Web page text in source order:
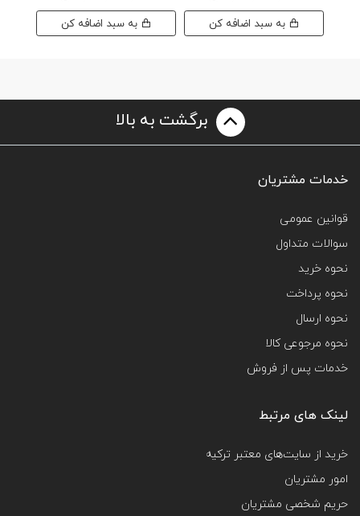
برگشت به بالا
خدمات مشتریان
قوانین عمومی
سوالات متداول
نحوه خرید
نحوه پرداخت
نحوه ارسال
نحوه مرجوعی کالا
خدمات پس از فروش
لینک های مرتبط
خرید از سایت‌های معتبر ترکیه
امور مشتریان
حریم شخصی مشتریان